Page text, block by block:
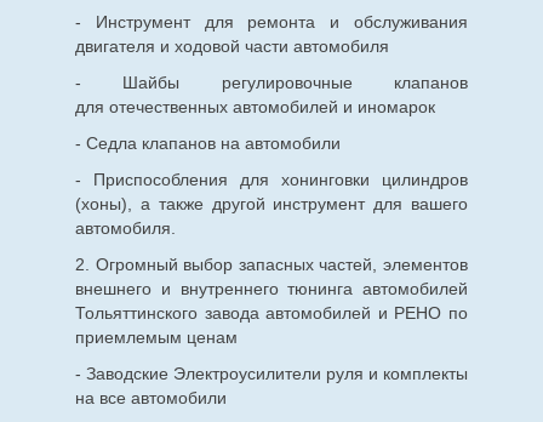
- Инструмент для ремонта и обслуживания
двигателя и ходовой части автомобиля
- Шайбы регулировочные клапанов
для отечественныхавтомобилей и иномарок
- Седла клапанов на автомобили
- Приспособления для хонинговки цилиндров
(хоны), а также другой инструмент для вашего
автомобиля.
2. Огромный выбор запасных частей, элементов
внешнего и внутреннего тюнинга автомобилей
Тольяттинского завода автомобилей и РЕНО по
приемлемым ценам
- Заводские Электроусилители руля и комплекты
на все автомобили